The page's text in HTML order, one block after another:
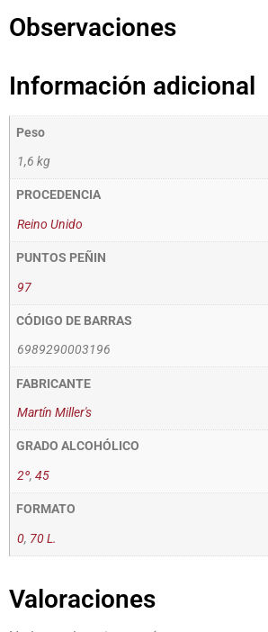
Observaciones
Información adicional
Peso
1,6 kg
PROCEDENCIA
Reino Unido
PUNTOS PEÑIN
97
CÓDIGO DE BARRAS
6989290003196
FABRICANTE
Martín Miller's
GRADO ALCOHÓLICO
2º, 45
FORMATO
0, 70 L.
Valoraciones